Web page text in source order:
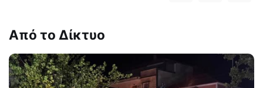
Από το Δίκτυο